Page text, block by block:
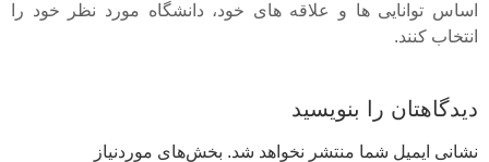
اساس توانایی ها و علاقه های خود، دانشگاه مورد نظر خود را
انتخاب کنند.
دیدگاهتان را بنویسید
نشانی ایمیل شما منتشر نخواهد شد. بخش‌های موردنیاز